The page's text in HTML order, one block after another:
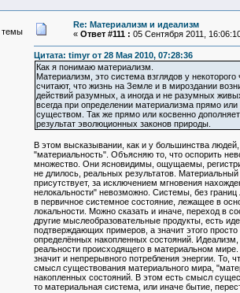
темы
Re: Материализм и идеализм
« Ответ #111 : 05 Сентября 2011,
Цитата: timyr от 28 Мая 2010, 07:28:36
Как я понимаю материализм.
Материализм, это система взглядов у
считают, что жизнь на Земле и в мироздании
действий разумных, а иногда и не разумных
всегда при определении материализма прямо
существом. Так же прямо или косвенно
результат эволюционных законов природы.
В этом высказывании, как и у большинства
"материальность". Объясняю то, что оспорить
множество. Они ясновидимы, ощущаемы,
не длилось, реальных результатов.
присутствует, за исключением мгновения
нелокальности" невозможно. Системы, без
в первичное системное состояние, лежащее в
локальности. Можно сказать и иначе, переход в
другие мыслеобразовательные продукты, есть
подтверждающих примеров, а значит этого
определённых накопленных состояний. Идеализм,
реальности происходящего в материальном
значит и непрерывного потребления энергии. То,
смысл существования материального мира,
накопленных состояний. В этом есть смысл
то материальная система, или иначе бытие,